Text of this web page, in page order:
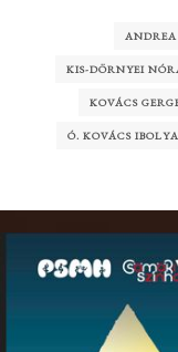
KIS-DÖRNYEI
KOVÁCS
Ó. KOVÁCS IBOLYA